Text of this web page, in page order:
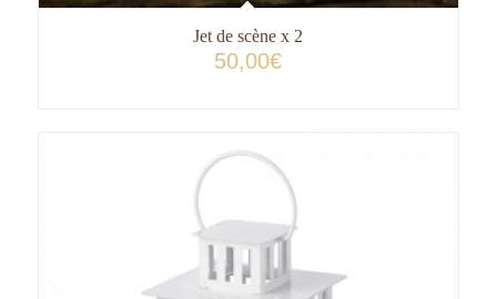
Jet de scène x 2
50,00€